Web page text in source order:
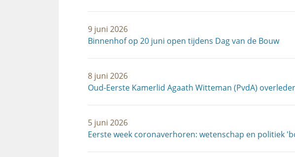
9 juni 2026
Binnenhof op 20 juni open tijdens Dag van de Bouw
8 juni 2026
Oud-Eerste Kamerlid Agaath Witteman (PvdA)
5 juni 2026
Eerste week coronaverhoren: wetenschap en politiek